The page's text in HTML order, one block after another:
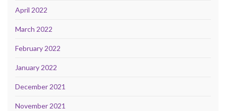
April 2022
March 2022
February 2022
January 2022
December 2021
November 2021